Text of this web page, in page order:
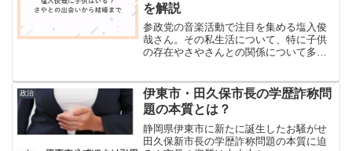
を解説
参政党の音楽活動で注目を集める塩入俊
哉さん。その私生活について、特に子供
の存在やさやさんとの関係について多く
なっているのでしょうか。今回は、塩入
俊哉さんの家族構成から、...
政治
伊東市・田久保市長の学歴詐称問
題の本質とは？
静岡県伊東市に新たに誕生したお騒がせ
田久保新市長の学歴詐称問題の本質に迫